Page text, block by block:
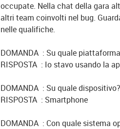
occupate. Nella chat della gara
altri team coinvolti nel bug.
nelle qualifiche.
DOMANDA : Su quale
RISPOSTA : Io stavo usando la
DOMANDA : Su quale
RISPOSTA : Smartphone
DOMANDA : Con quale sistema